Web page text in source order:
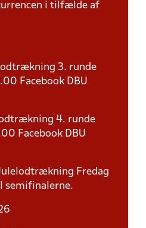
i tilfælde af
3. runde
Facebook DBU
4. runde
Facebook DBU
Fredag
semifinalerne.